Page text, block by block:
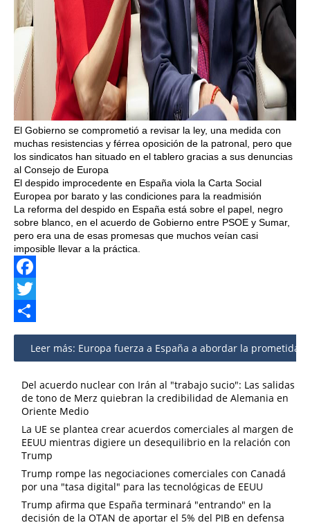
El Gobierno se comprometió a revisar la ley, una medida con
muchas resistencias y férrea oposición de la patronal, pero que
los sindicatos han situado en el tablero gracias a sus denuncias
al Consejo de Europa
El despido improcedente en España viola la Carta Social
Europea por barato y las condiciones para la readmisión
La reforma del despido en España está sobre el papel, negro
sobre blanco, en el acuerdo de Gobierno entre PSOE y Sumar,
pero era una de esas promesas que muchos veían casi
imposible llevar a la práctica.
Facebook
Twitter
Share
Leer más: Europa fuerza a España a abordar la prometida
Del acuerdo nuclear con Irán al "trabajo sucio": Las salidas
de tono de Merz quiebran la credibilidad de Alemania en
Oriente Medio
La UE se plantea crear acuerdos comerciales al margen de
EEUU mientras digiere un desequilibrio en la relación con
Trump
Trump rompe las negociaciones comerciales con Canadá
por una "tasa digital" para las tecnológicas de EEUU
Trump afirma que España terminará "entrando" en la
decisión de la OTAN de aportar el 5% del PIB en defensa